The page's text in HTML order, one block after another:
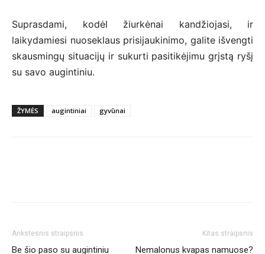
Suprasdami, kodėl žiurkėnai kandžiojasi, ir
laikydamiesi nuoseklaus prisijaukinimo, galite išvengti
skausmingų situacijų ir sukurti pasitikėjimu grįstą ryšį
su savo augintiniu.
ŽYMĖS augintiniai gyvūnai
Ankstesnis straipsnis
Be šio paso su augintiniu
Kitas straipsnis
Nemalonus kvapas namuose?